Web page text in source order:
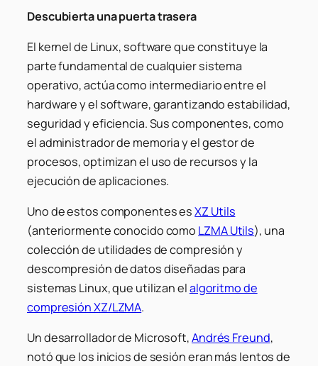
Descubierta una puerta trasera
El kernel de Linux, software que constituye la
parte fundamental de cualquier sistema
operativo, actúa como intermediario entre el
hardware y el software, garantizando estabilidad,
seguridad y eficiencia. Sus componentes, como
el administrador de memoria y el gestor de
procesos, optimizan el uso de recursos y la
ejecución de aplicaciones.
Uno de estos componentes esXZ Utils
(anteriormente conocido como LZMA Utils), una
colección de utilidades de compresión y
descompresión de datos diseñadas para
sistemas Linux, que utilizan elalgoritmo de
compresión XZ/LZMA.
Un desarrollador de Microsoft,Andrés Freund,
notó que los inicios de sesión eran más lentos de